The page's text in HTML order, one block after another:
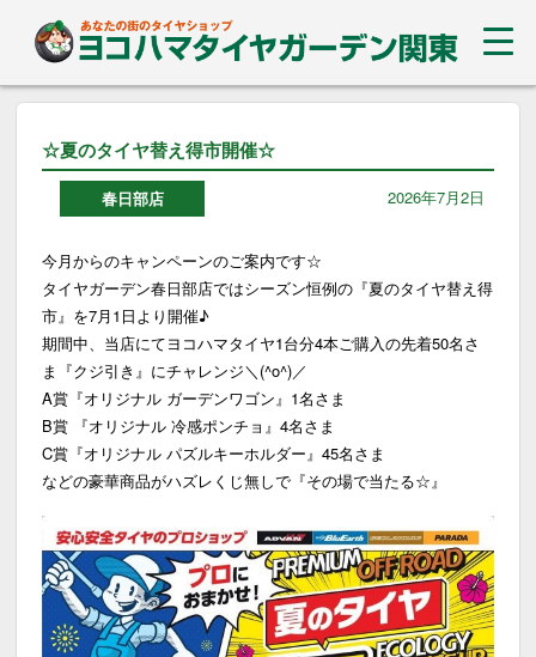
☆夏のタイヤ替え得市開催☆
春日部店 2026年7月2日
今月からのキャンペーンのご案内です☆
タイヤガーデン春日部店ではシーズン恒例の『夏のタイヤ替え得
市』を7月1日より開催♪
期間中、当店にてヨコハマタイヤ1台分4本ご購入の先着50名さ
ま『クジ引き』にチャレンジ＼(^o^)／
A賞『オリジナル ガーデンワゴン』1名さま
B賞 『オリジナル 冷感ポンチョ』4名さま
C賞『オリジナル パズルキーホルダー』45名さま
などの豪華商品がハズレくじ無しで『その場で当たる☆』